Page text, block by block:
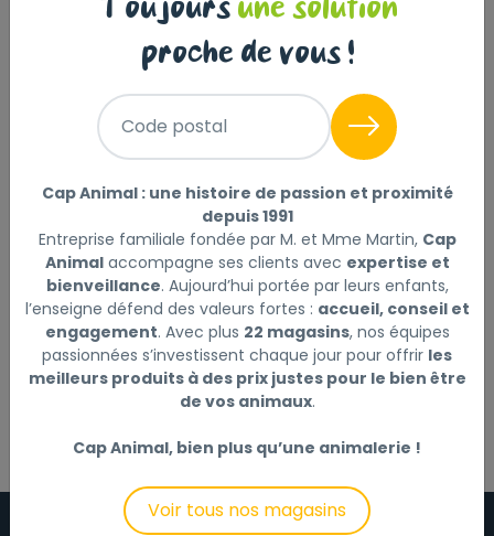
BEAPHAR SPRAY STOP POUX
ROUGES POUR POULES
500ML
16,60 €
Toujours une solution
proche de vous !
Code postal
Cap Animal : une histoire de passion et proximité
depuis 1991
Entreprise familiale fondée par M. et Mme Martin, Cap
Animalaccompagne ses clients avec expertise et
bienveillance. Aujourd’hui portée par leurs enfants,
l’enseigne défend des valeurs fortes : accueil, conseil et
engagement. Avec plus 22 magasins, nos équipes
passionnées s’investissent chaque jour pour offrir les
meilleurs produits à des prix justes pour le bien être
de vos animaux.
Cap Animal, bien plus qu’une animalerie !
Voir tous nos magasins